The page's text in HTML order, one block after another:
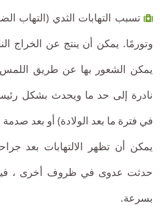
تسبب التهابات الثدي (التهاب
وتورمًا. يمكن أن ينتج عن الخراج
يمكن الشعور بها عن طريق
نادرة إلى حد ما ويحدث بشكل
في فترة ما بعد الولادة) أو بعد صدمة
يمكن أن تظهر الالتهابات بعد
حدثت عدوى في ظروف أخرى ،
بسرعة.